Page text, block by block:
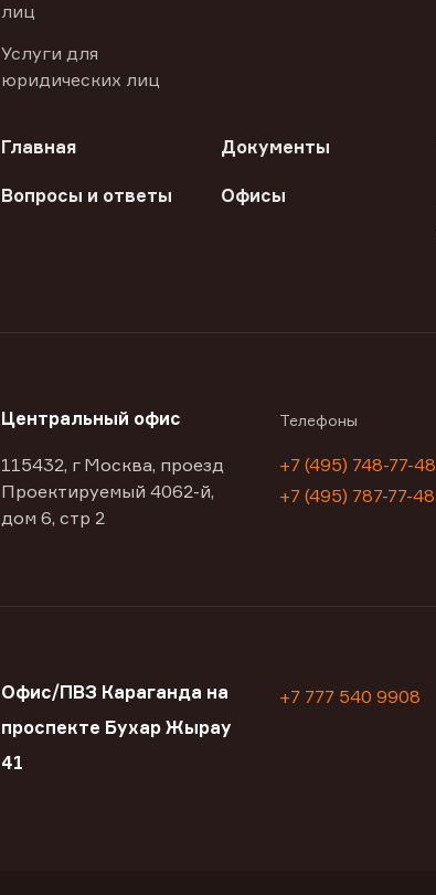
лиц
Услуги для
юридических лиц
Главная Документы
Вопросы и ответы Офисы
Центральный офис
115432, г Москва, проезд
Проектируемый 4062-й,
дом 6, стр 2
Телефоны
+7 (495) 748-77-48
+7 (495) 787-77-48
Офис/ПВЗ Караганда на
проспекте Бухар Жырау
41
+7 777 540 9908